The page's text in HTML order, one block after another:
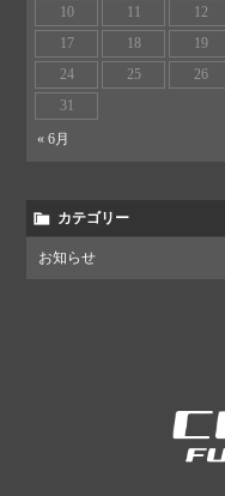
10
11 12
17
18 19
24
25 26
31
« 6月
カテゴリー
お知らせ